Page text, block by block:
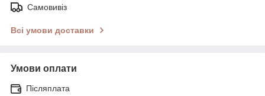
Самовивіз
Всі умови доставки
Умови оплати
Післяплата